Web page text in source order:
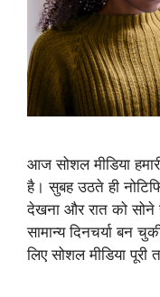
आज सोशल मीडिया
है। सुबह उठते ही
देखना और रात को
सामान्य दिनचर्या बन
लिए सोशल मीडिया